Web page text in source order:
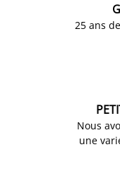
25 ans
Nous
une